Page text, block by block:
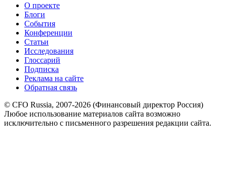
О проекте
Блоги
События
Конференции
Статьи
Исследования
Глоссарий
Подписка
Реклама на сайте
Обратная связь
© CFO Russia, 2007-2026 (Финансовый директор Россия)
Любое использование материалов сайта возможно
исключительно с письменного разрешения редакции сайта.